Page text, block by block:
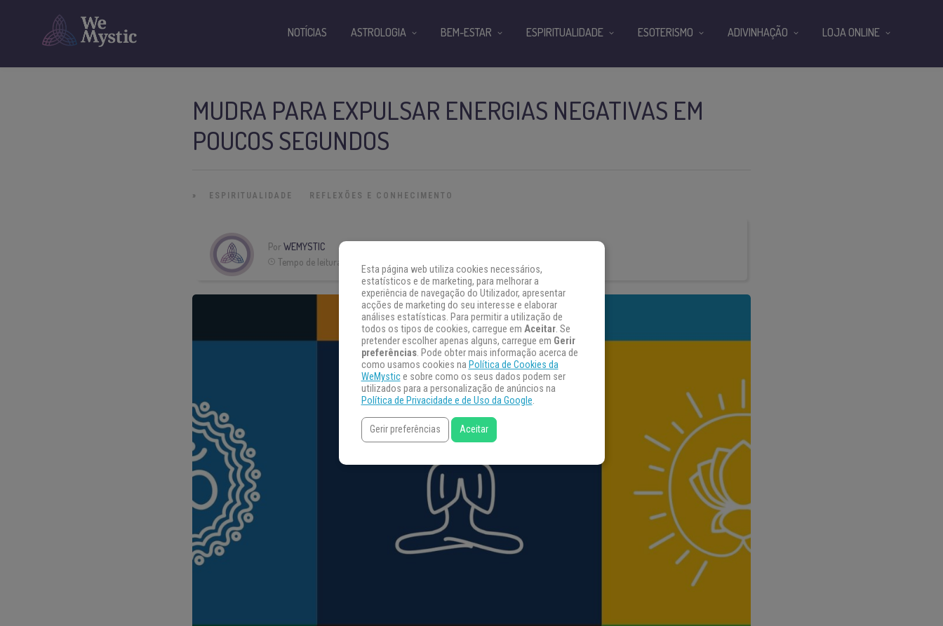
MUDRA PARA EXPULSAR ENERGIAS NEGATIVAS EM
POUCOS SEGUNDOS
» ESPIRITUALIDADE REFLEXÕES E CONHECIMENTO
PorWEMYSTIC
Tempo de leitura:
NOTÍCIAS ASTROLOGIA BEM-ESTAR ESPIRITUALIDADE ESOTERISMO ADIVINHAÇÃO LOJA ONLINE
Esta página web utiliza cookies necessários,
estatísticos e de marketing, para melhorar a
experiência de navegação do Utilizador, apresentar
acções de marketing do seu interesse e elaborar
análises estatísticas. Para permitir a utilização de
todos os tipos de cookies, carregue em Aceitar. Se
pretender escolher apenas alguns, carregue em Gerir
preferências. Pode obter mais informação acerca de
como usamos cookies na Política de Cookies da
WeMystice sobre como os seus dados podem ser
utilizados para a personalização de anúncios na
Política de Privacidade e de Uso da Google.
Gerir preferências Aceitar